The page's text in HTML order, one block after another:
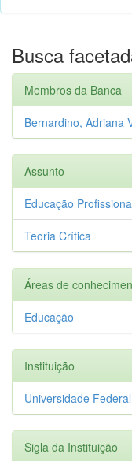
Busca
Membros da Banca
Bernardino, Adriana
Assunto
Educação
Teoria Crítica
Áreas de
Educação
Instituição
Universidade
Sigla da Instituição